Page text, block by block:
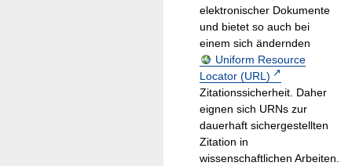
elektronischer Dokumente
und bietet so auch bei
einem sich ändernden
Uniform Resource
Locator (URL)
Zitationssicherheit. Daher
eignen sich URNs zur
dauerhaft sichergestellten
Zitation in
wissenschaftlichen Arbeiten.